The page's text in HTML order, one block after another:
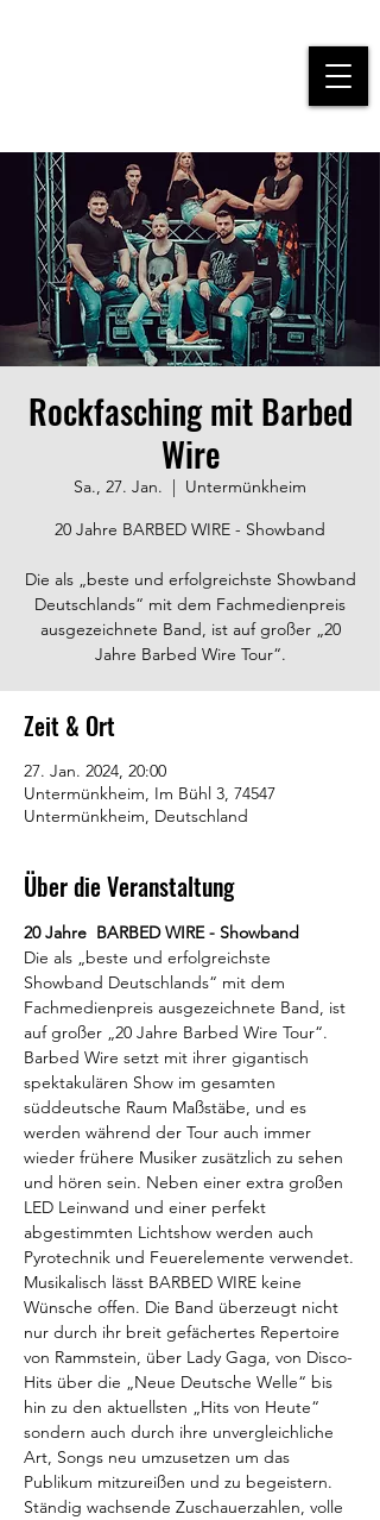
Rockfasching mit Barbed
Wire
Sa., 27. Jan.
  |
Untermünkheim
20 Jahre BARBED WIRE - Showband
Die als „beste und erfolgreichste Showband
Deutschlands“ mit dem Fachmedienpreis
ausgezeichnete Band, ist auf großer „20
Jahre Barbed Wire Tour“.
Zeit & Ort
27. Jan. 2024, 20:00
Untermünkheim, Im Bühl 3, 74547
Untermünkheim, Deutschland
Über die Veranstaltung
20 Jahre  BARBED WIRE - Showband
Die als „beste und erfolgreichste
Showband Deutschlands“ mit dem
Fachmedienpreis ausgezeichnete Band, ist
auf großer „20 Jahre Barbed Wire Tour“.
Barbed Wire setzt mit ihrer gigantisch
spektakulären Show im gesamten
süddeutsche Raum Maßstäbe, und es
werden während der Tour auch immer
wieder frühere Musiker zusätzlich zu sehen
und hören sein. Neben einer extra großen
LED Leinwand und einer perfekt
abgestimmten Lichtshow werden auch
Pyrotechnik und Feuerelemente verwendet.
Musikalisch lässt BARBED WIRE keine
Wünsche offen. Die Band überzeugt nicht
nur durch ihr breit gefächertes Repertoire
von Rammstein, über Lady Gaga, von Disco-
Hits über die „Neue Deutsche Welle“ bis
hin zu den aktuellsten „Hits von Heute“
sondern auch durch ihre unvergleichliche
Art, Songs neu umzusetzen um das
Publikum mitzureißen und zu begeistern.
Ständig wachsende Zuschauerzahlen, volle